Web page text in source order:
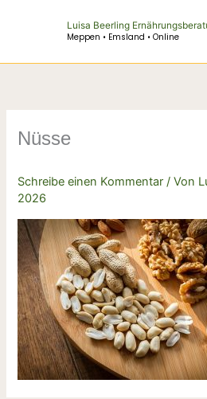
Luisa Beerling
Meppen • Emsland • Online
Nüsse
Schreibe einen Kommentar / Von
2026